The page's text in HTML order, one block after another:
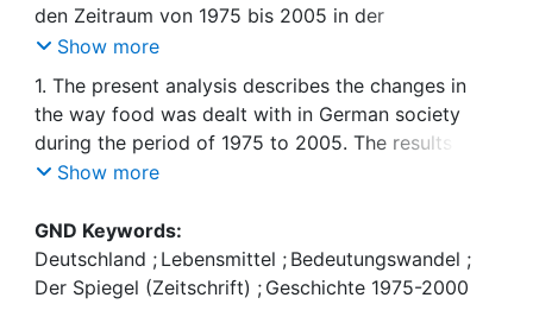
den Zeitraum von 1975 bis 2005 in der
Bundesrepublik Deutschland. Das Ergebnis der
nichtstandardisierten Inhaltsanalyse von über 1000
Artikeln des Nachrichtenmagazins Der Spiegel hat
die Form einer zeitlich ausgedehnten Morphologie,
die eine soziologische Zeitdiagnose über den
Gegenstandsbereich der Lebensmittel und darüber
Lebensmittel als Gefüge von kollektiven
Orientierungsmustern und beschreibe die
Entwicklungspfade dieser Muster in der neueren
Show more
1. The present analysis describes the changes in
the way food was dealt with in German society
during the period of 1975 to 2005. The results of
the non-standardised content analysis of more
Spiegel are presented in the form of a temporally
stretched morphology that allows a sociological
diagnosis concerning the topical field of food and
Show more
GND Keywords:
Deutschland ; Lebensmittel ; Bedeutungswandel ;
Der Spiegel (Zeitschrift) ; Geschichte 1975-2000